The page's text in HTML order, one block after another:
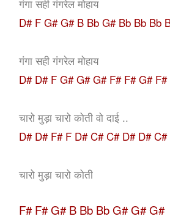
गंगा सही गंगरेल मोहाय
D# F G# G# B Bb G# Bb Bb Bb
गंगा सही गंगरेल मोहाय
D# D# F G# G# G# F# F# G#
चारो मुड़ा चारो कोती वो दाई ..
D# D# F# F D# C# C# D# D#
चारो मुड़ा चारो कोती
F# F# G# B Bb Bb G# G# G#